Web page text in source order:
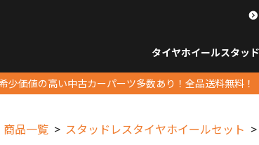
タイヤホイールスタッ
少価値の高い中古カーパーツ多数あり！全品送料無料！
商品一覧 スタッドレスタイヤホイールセット